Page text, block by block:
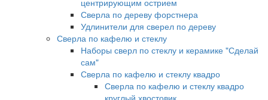
центрирующим острием
Сверла по дереву форстнера
Удлинители для сверел по дереву
Сверла по кафелю и стеклу
Наборы сверл по стеклу и керамике "Сделай
сам"
Сверла по кафелю и стеклу квадро
Сверла по кафелю и стеклу квадро
круглый хвостовик